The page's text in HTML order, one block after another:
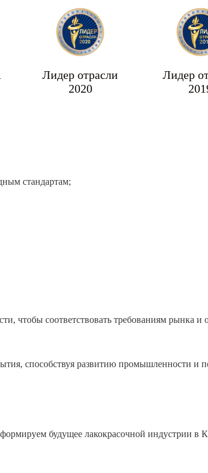
Лидер отрасли
2020
Лидер
стандартам;
чтобы соответствовать требованиям рынка и
способствуя развитию промышленности и
будущее лакокрасочной индустрии в